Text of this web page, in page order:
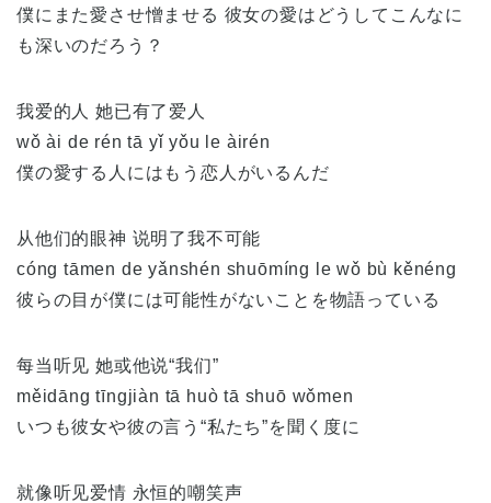
僕にまた愛させ憎ませる 彼女の愛はどうしてこんなに
も深いのだろう？
我爱的人 她已有了爱人
wǒ ài de rén tā yǐ yǒu le àirén
僕の愛する人にはもう恋人がいるんだ
从他们的眼神 说明了我不可能
cóng tāmen de yǎnshén shuōmíng le wǒ bù kěnéng
彼らの目が僕には可能性がないことを物語っている
每当听见 她或他说“我们”
měidāng tīngjiàn tā huò tā shuō wǒmen
いつも彼女や彼の言う“私たち”を聞く度に
就像听见爱情 永恒的嘲笑声